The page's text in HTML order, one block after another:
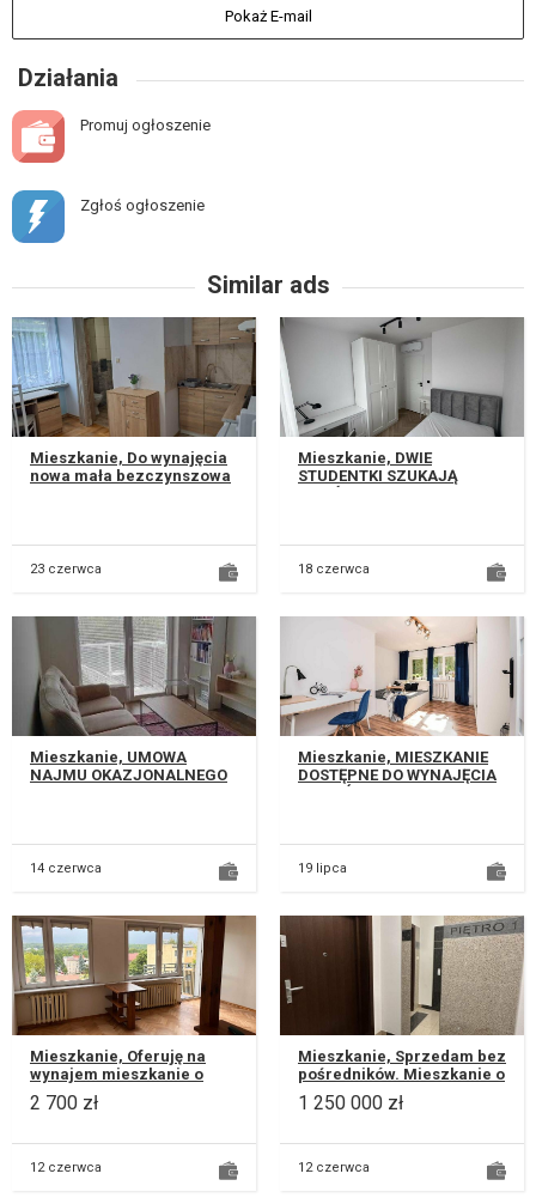
Pokaż E-mail
Działania
Promuj ogłoszenie
Zgłoś ogłoszenie
Similar ads
Mieszkanie, Do wynajęcia
nowa mała bezczynszowa
23 czerwca
Mieszkanie, DWIE
STUDENTKI SZUKAJĄ
wyko...
18 czerwca
Mieszkanie, UMOWA
NAJMU OKAZJONALNEGO
14 czerwca
Mieszkanie, MIESZKANIE
DOSTĘPNE DO WYNAJĘCIA
19 lipca
Mieszkanie, Oferuję na
wynajem mieszkanie o
powierzchni 60 m² na
czwartym piętrze bloku
2 700 zł
12 czerwca
Mieszkanie, Sprzedam bez
pośredników. Mieszkanie o
powierzchni 85 m² z
czterema pokojami,
1 250 000 zł
12 czerwca